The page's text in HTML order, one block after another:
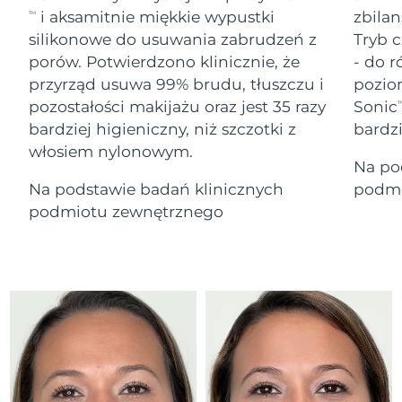
TM
i aksamitnie miękkie wypustki
silikonowe do usuwania zabrudzeń z
porów. Potwierdzono klinicznie, że
przyrząd usuwa 99% brudu, tłuszczu i
pozostałości makijażu oraz jest 35 razy
bardziej higieniczny, niż szczotki z
włosiem nylonowym.
Na podstawie badań klinicznych
podmiotu zewnętrznego
Tryb
- do
Sonic
Na
All revitalizing eye massagers
Advanced pore care essentials
Serum
For healthy hair
issa™ Teeth Whitening Gel
18% PAP
Kosmetyki Mężczyźni
Kupuj
Gibraltar
12/8/26
Grecja
Oczekiwany czas dostawy
8/8/26
SRA Hongkong
(Chiny)
Oczekiwany czas dostawy
9/8/26
Oczekiwany czas dostawy
Irlandia
Oczekiwany czas dostawy
8/8/26
Wyspa Man
Oczekiwany czas dostawy
10/8/26